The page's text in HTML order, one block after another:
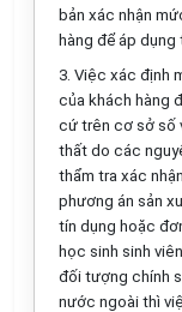
bản xác nhận
hàng để áp
3. Việc xác định
của khách hàng
cứ trên cơ sở số
thất do các
thẩm tra xác
phương án sản
tín dụng hoặc
học sinh sinh
đối tượng chính
nước ngoài thì